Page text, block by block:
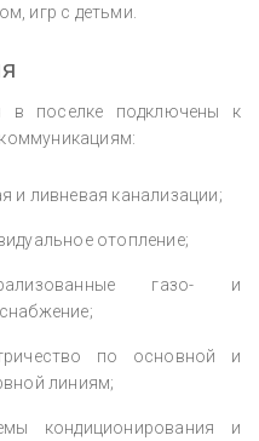
игр с детьми.
в поселке подключены к
и ливневая канализации;
отопление;
газо- и
по основной и
линиям;
кондиционирования и